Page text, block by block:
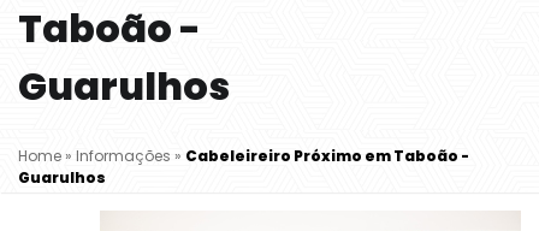
Taboão -
Guarulhos
Home » Informações » Cabeleireiro Próximo em Taboão -
Guarulhos